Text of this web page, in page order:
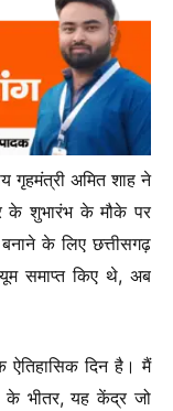
गृहमंत्री अमित शाह ने
के शुभारंभ के मौके पर
के लिए छत्तीसगढ़
समाप्त किए थे, अब
दिन है। मैं
के भीतर, यह केंद्र जो